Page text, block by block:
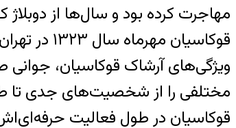
مهاجرت کرده بود و سال‌ها از دوبلاژ
ویژگی‌های آرشاک قوکاسیان،
مختلفی را از شخصیت‌های جدی تا
قوکاسیان در طول فعالیت